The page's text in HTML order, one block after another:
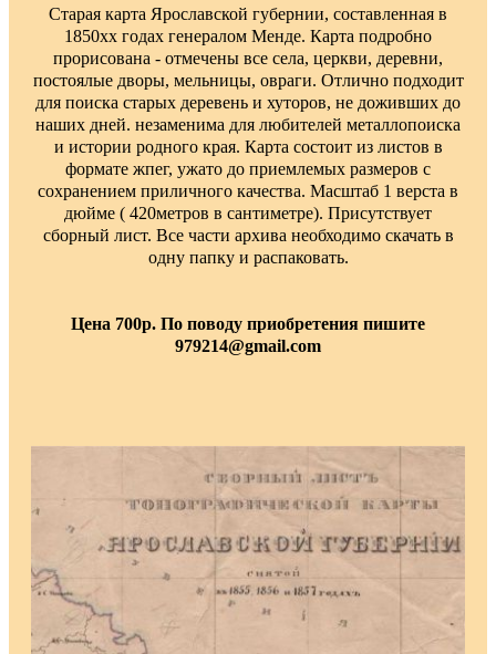
Старая карта Ярославской губернии, составленная в
1850хх годах генералом Менде. Карта подробно
прорисована - отмечены все села, церкви, деревни,
постоялые дворы, мельницы, овраги. Отлично подходит
для поиска старых деревень и хуторов, не доживших до
наших дней. незаменима для любителей металлопоиска
и истории родного края. Карта состоит из листов в
формате жпег, ужато до приемлемых размеров с
сохранением приличного качества. Масштаб 1 верста в
дюйме ( 420метров в сантиметре). Присутствует
сборный лист. Все части архива необходимо скачать в
одну папку и распаковать.
Цена 700р. По поводу приобретения пишите
979214@gmail.com